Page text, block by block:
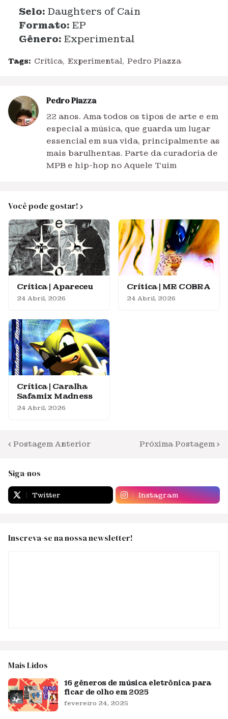
Selo: Daughters of Cain
Formato: EP
Gênero: Experimental
Tags: Crítica Experimental Pedro Piazza
Pedro Piazza
22 anos. Ama todos os tipos de arte e em
especial a música, que guarda um lugar
essencial em sua vida, principalmente as
mais barulhentas. Parte da curadoria de
MPB e hip-hop no Aquele Tuim
Você pode gostar!
Crítica | Apareceu
24 Abril, 2026
Crítica | MR COBRA
24 Abril, 2026
Crítica | Caralha
Safamix Madness
24 Abril, 2026
Postagem Anterior Próxima Postagem
Siga-nos
Twitter Instagram
Inscreva-se na nossa newsletter!
Mais Lidos
16 gêneros de música eletrônica para
ficar de olho em 2025
fevereiro 24, 2025